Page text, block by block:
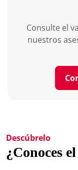
Consulte el
nuestros
Descúbrelo
¿Conoces